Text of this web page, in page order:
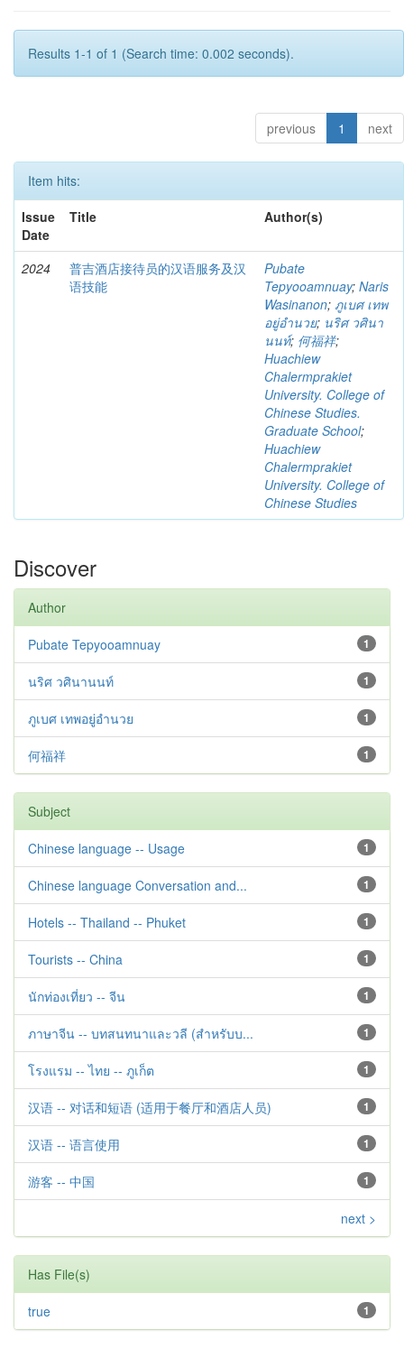
Results 1-1 of 1 (Search time: 0.002 seconds).
previous 1 next
Item hits:
Issue
Date
Title Author(s)
2024
普吉酒店接待员的汉语服务及汉
语技能
Pubate
Tepyooamnuay; Naris
Wasinanon; ภูเบศ เทพ
อยู่อำนวย; นริศ วศินา
นนท์; 何福祥;
Huachiew
Chalermprakiet
University. College of
Chinese Studies.
Graduate School;
Huachiew
Chalermprakiet
University. College of
Chinese Studies
Discover
Author
1
Pubate Tepyooamnuay
1
นริศ วศินานนท์
1
ภูเบศ เทพอยู่อำนวย
1
何福祥
Subject
1
Chinese language -- Usage
1
Chinese language Conversation and...
1
Hotels -- Thailand -- Phuket
1
Tourists -- China
1
นักท่องเที่ยว -- จีน
1
ภาษาจีน -- บทสนทนาและวลี (สำหรับบ...
1
โรงแรม -- ไทย -- ภูเก็ต
1
汉语 -- 对话和短语 (适用于餐厅和酒店人员)
1
汉语 -- 语言使用
1
游客 -- 中国
next >
Has File(s)
1
true